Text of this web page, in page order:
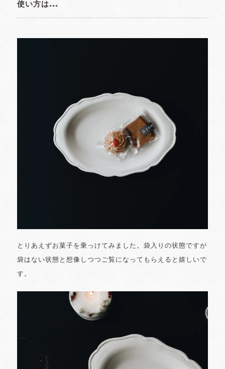
使い方は...
とりあえずお菓子を乗っけてみました。袋入りの状態ですが
袋はない状態と想像しつつご覧になってもらえると嬉しいで
す。